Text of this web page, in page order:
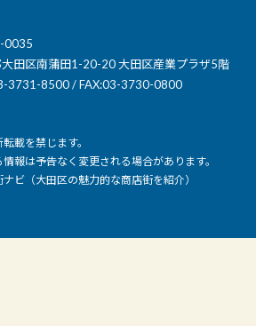
0035
大田区南蒲田1-20-20 大田区産業プラザ5階
3731-8500 / FAX:03-3730-0800
載を禁じます。
報は予告なく変更される場合があります。
ビ（大田区の魅力的な商店街を紹介）